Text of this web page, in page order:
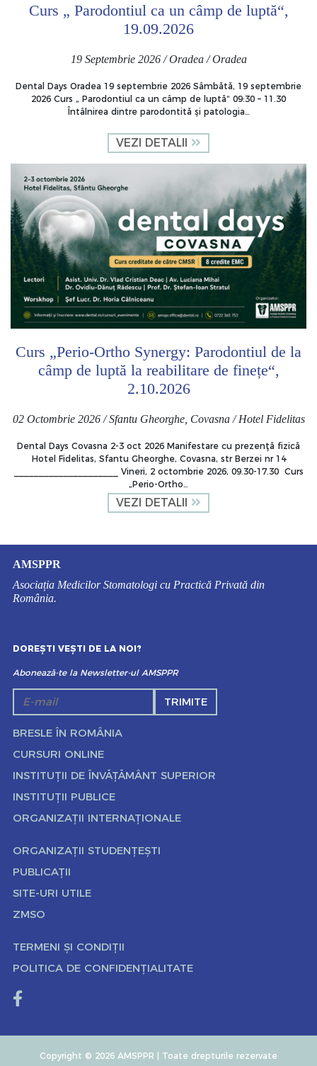
Curs „ Parodontiul ca un câmp de luptă“,
19.09.2026
19 Septembrie 2026 / Oradea / Oradea
Dental Days Oradea 19 septembrie 2026 Sâmbătă, 19 septembrie
2026 Curs „ Parodontiul ca un câmp de luptă“ 09:30 – 11.30
Întâlnirea dintre parodontită și patologia…
VEZI DETALII
Curs „Perio-Ortho Synergy: Parodontiul de la
câmp de luptă la reabilitare de finețe“,
2.10.2026
02 Octombrie 2026 / Sfantu Gheorghe, Covasna / Hotel Fidelitas
Dental Days Covasna 2-3 oct 2026 Manifestare cu prezenţă fizică
Hotel Fidelitas, Sfantu Gheorghe, Covasna, str Berzei nr 14
_____________________ Vineri, 2 octombrie 2026, 09.30-17.30 Curs
„Perio-Ortho…
VEZI DETALII
AMSPPR
Asociația Medicilor Stomatologi cu Practică Privată din
România.
DOREȘTI VEȘTI DE LA NOI?
Abonează-te la Newsletter-ul AMSPPR
TRIMITE
BRESLE ÎN ROMÂNIA
CURSURI ONLINE
INSTITUȚII DE ÎNVĂȚĂMÂNT SUPERIOR
INSTITUȚII PUBLICE
ORGANIZAȚII INTERNAȚIONALE
ORGANIZAȚII STUDENȚEȘTI
PUBLICAȚII
SITE-URI UTILE
ZMSO
TERMENI ȘI CONDIȚII
POLITICA DE CONFIDENȚIALITATE
Copyright © 2026 AMSPPR | Toate drepturile rezervate